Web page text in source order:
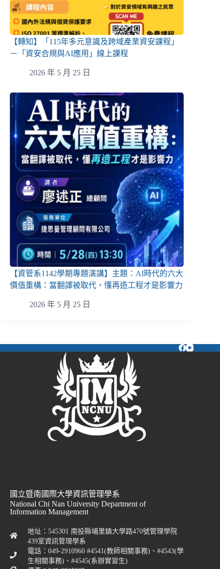
【轉知】「115年多元意識及跨域產業資安課程」
－「資安合規與AI應用」線上課程
2026 年 5 月 25 日
【資管系1142學期專題演講】主題：AI時代的六大
價值重構：當翻譯被取代，懂再造工程才是影響力
2026 年 5 月 25 日
國立暨南國際大學資訊管理學系
National Chi Nan University Department of
Information Management
地址：545301 南投縣埔里鎮大學路470號管理學院
439室資訊管理學系
電話：049-2910960 #4541(教師相關事務)、#4543(學
生相關事務)、#4545(系辦實習生)